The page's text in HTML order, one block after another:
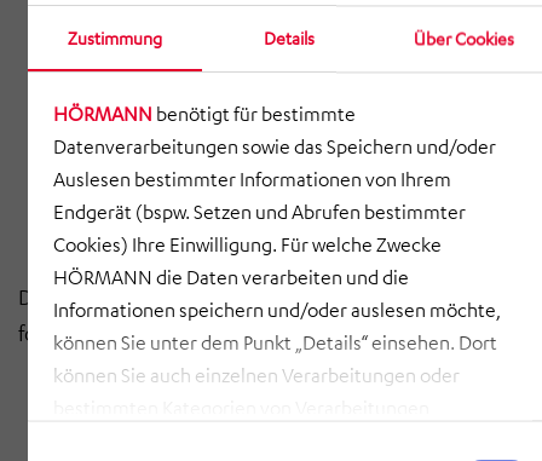
Zustimmung Details Über Cookies
HÖRMANN benötigt für bestimmte
Datenverarbeitungen sowie das Speichern und/oder
Auslesen bestimmter Informationen von Ihrem
Endgerät (bspw. Setzen und Abrufen bestimmter
Cookies) Ihre Einwilligung. Für welche Zwecke
HÖRMANN die Daten verarbeiten und die
Informationen speichern und/oder auslesen möchte,
können Sie unter dem Punkt „Details“ einsehen. Dort
können Sie auch einzelnen Verarbeitungen oder
Name und URL der abgerufenen Datei,
(Referrer-URL),
verwendeter Browser und ggf. das
Betriebssystem Ihres Rechners sowie der Name
Ihres Access-Providers.
Die genannten Daten verarbeitet das Unternehmen zu
folgenden Zwecken:
Gewährleistung eines reibungslosen